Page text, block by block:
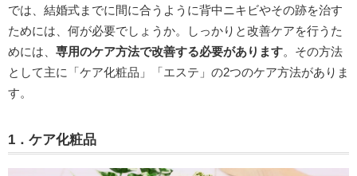
では、結婚式までに間に合うように背中ニキビやその跡を治す
ためには、何が必要でしょうか。しっかりと改善ケアを行うた
めには、 専用のケア方法で改善する必要があります。その方法
として主に「ケア化粧品」「エステ」の2つのケア方法がありま
す。
1．ケア化粧品